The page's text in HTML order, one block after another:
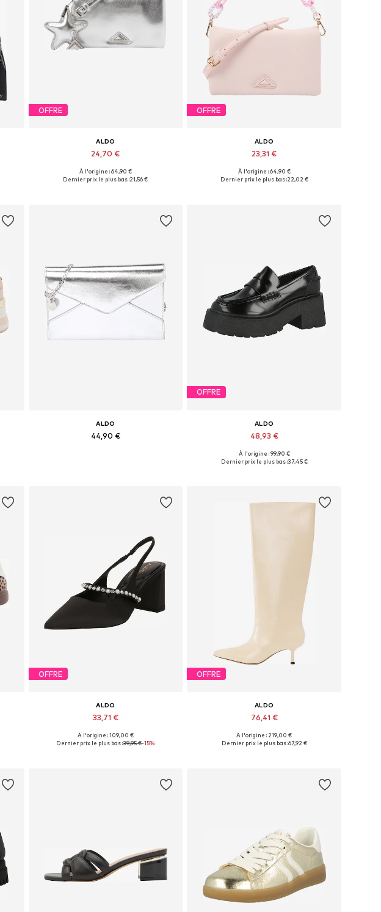
OFFRE
ALDO
24,70 €
Tailles disponibles: One Size
À l'origine : 64,90 €
Dernier prix le plus bas :21,56 €
OFFRE
ALDO
23,31 €
Tailles disponibles: One Size
À l'origine : 64,90 €
Dernier prix le plus bas :22,02 €
ALDO
44,90 €
OFFRE
ALDO
48,93 €
Tailles disponibles: 39-39,5, 41-41,5
À l'origine : 99,90 €
Dernier prix le plus bas :37,45 €
OFFRE
ALDO
33,71 €
Tailles disponibles: 39-39,5, 40
À l'origine : 109,00 €
Dernier prix le plus bas :39,95 €-15%
OFFRE
ALDO
76,41 €
Tailles disponibles: 35, 36, 37, 38, 42,5
À l'origine : 219,00 €
Dernier prix le plus bas :67,92 €